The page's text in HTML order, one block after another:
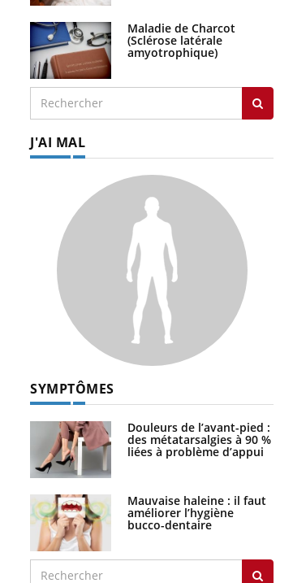
la nuit ? Maladie de Charcot
(Sclérose latérale
amyotrophique)
J'AI MAL
SYMPTÔMES
Douleurs de l’avant-pied :
des métatarsalgies à 90 %
liées à problème d’appui
Mauvaise haleine : il faut
améliorer l’hygiène
bucco-dentaire